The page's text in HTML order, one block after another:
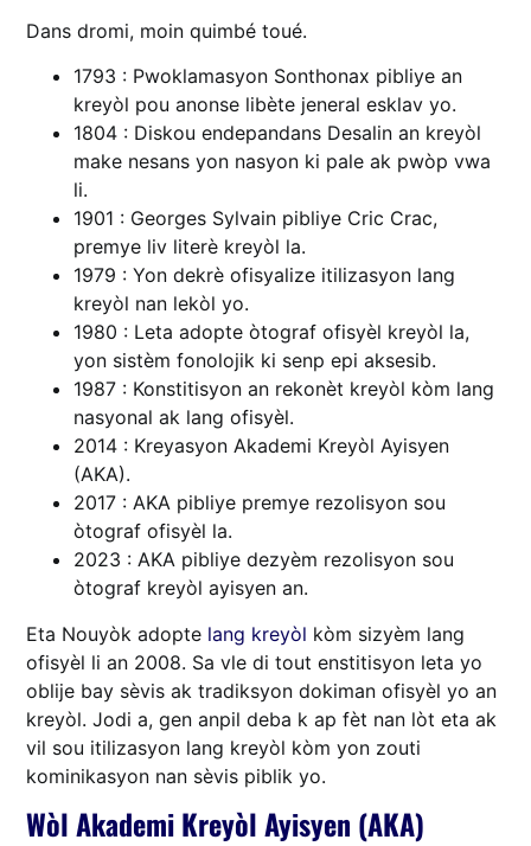
Dans dromi, moin quimbé toué.
1793 : Pwoklamasyon Sonthonax pibliye an
kreyòl pou anonse libète jeneral esklav yo.
1804 : Diskou endepandans Desalin an kreyòl
make nesans yon nasyon ki pale ak pwòp vwa
li.
1901 : Georges Sylvain pibliye Cric Crac,
premye liv literè kreyòl la.
1979 : Yon dekrè ofisyalize itilizasyon lang
kreyòl nan lekòl yo.
1980 : Leta adopte òtograf ofisyèl kreyòl la,
yon sistèm fonolojik ki senp epi aksesib.
1987 : Konstitisyon an rekonèt kreyòl kòm lang
nasyonal ak lang ofisyèl.
2014 : Kreyasyon Akademi Kreyòl Ayisyen
(AKA).
2017 : AKA pibliye premye rezolisyon sou
òtograf ofisyèl la.
2023 : AKA pibliye dezyèm rezolisyon sou
òtograf kreyòl ayisyen an.
Eta Nouyòk adopte lang kreyòl kòm sizyèm lang
ofisyèl li an 2008. Sa vle di tout enstitisyon leta yo
oblije bay sèvis ak tradiksyon dokiman ofisyèl yo an
kreyòl. Jodi a, gen anpil deba k ap fèt nan lòt eta ak
vil sou itilizasyon lang kreyòl kòm yon zouti
kominikasyon nan sèvis piblik yo.
Wòl Akademi Kreyòl Ayisyen (AKA)